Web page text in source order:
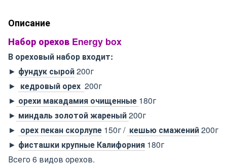
Описание
Набор орехов Energy box
В ореховый набор входит:
► фундук сырой200г
► кедровый орех 200г
► орехи макадамия очищенные 180г
► миндаль золотой жареный200г
► орех пекан скорлупе 150г / кешью смажений200г
► фисташки крупные Калифорния 180г
Всего 6 видов орехов.